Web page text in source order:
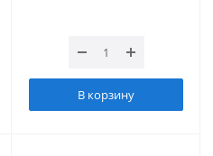
В корзину